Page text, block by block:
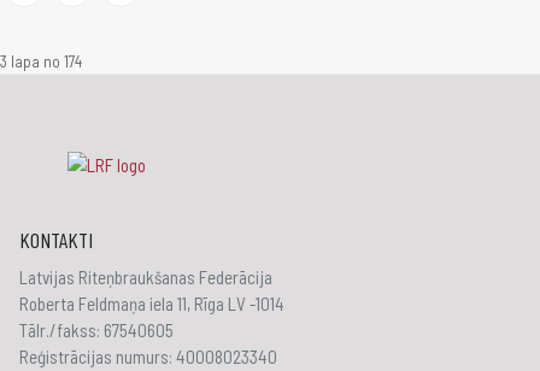
3 lapa no 174
KONTAKTI
Latvijas Riteņbraukšanas Federācija
Roberta Feldmaņa iela 11, Rīga LV -1014
Tālr./fakss: 67540605
Reģistrācijas numurs: 40008023340